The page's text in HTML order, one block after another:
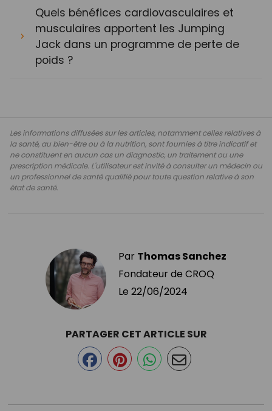
Quels bénéfices cardiovasculaires et
musculaires apportent les Jumping
Jack dans un programme de perte de
poids ?
Les informations diffusées sur les articles, notamment celles relatives à
la santé, au bien-être ou à la nutrition, sont fournies à titre indicatif et
ne constituent en aucun cas un diagnostic, un traitement ou une
prescription médicale. L'utilisateur est invité à consulter un médecin ou
un professionnel de santé qualifié pour toute question relative à son
état de santé.
Par Thomas Sanchez
Fondateur de CROQ
Le 22/06/2024
PARTAGER CET ARTICLE SUR